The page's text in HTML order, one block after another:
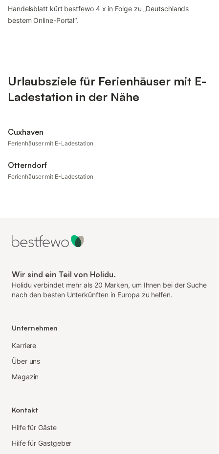
Handelsblatt kürt bestfewo 4 x in Folge zu „Deutschlands
bestem Online-Portal“.
Urlaubsziele für Ferienhäuser mit E-
Ladestation in der Nähe
Cuxhaven
Ferienhäuser mit E-Ladestation
Otterndorf
Ferienhäuser mit E-Ladestation
Wir sind ein Teil von Holidu.
Holidu verbindet mehr als 20 Marken, um Ihnen bei der Suche
nach den besten Unterkünften in Europa zu helfen.
Unternehmen
Karriere
Über uns
Magazin
Kontakt
Hilfe für Gäste
Hilfe für Gastgeber